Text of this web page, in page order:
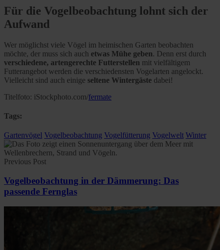
Für die Vogelbeobachtung lohnt sich der
Aufwand
Wer möglichst viele Vögel im heimischen Garten beobachten
möchte, der muss sich auch etwas Mühe geben. Denn erst durch
verschiedene, artengerechte Futterstellen mit vielfältigem
Futterangebot werden die verschiedensten Vogelarten angelockt.
Vielleicht sind auch einige seltene Wintergäste dabei!
Titelfoto: iStockphoto.com/fermate
Tags:
Gartenvögel Vogelbeobachtung Vogelfütterung Vogelwelt Winter
Previous Post
Vogelbeobachtung in der Dämmerung: Das
passende Fernglas